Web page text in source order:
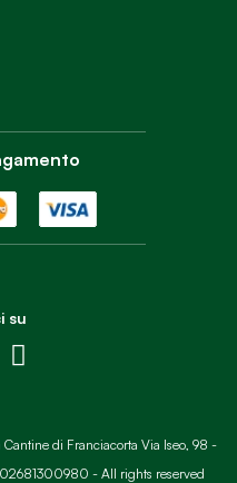
su
di Franciacorta Via Iseo, 98 -
- All rights reserved